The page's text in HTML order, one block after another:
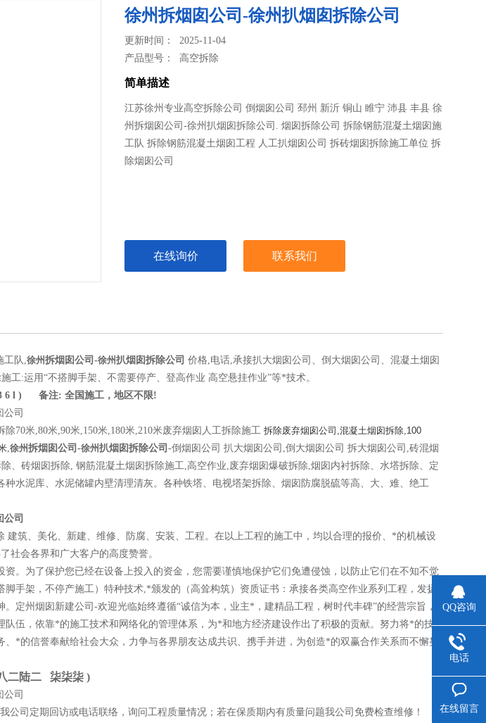
徐州拆烟囱公司-徐州扒烟囱拆除公司
更新时间： 2025-11-04
产品型号： 高空拆除
简单描述
江苏徐州专业高空拆除公司 倒烟囱公司 邳州 新沂 铜山 睢宁 沛县 丰县 徐
州拆烟囱公司-徐州扒烟囱拆除公司. 烟囱拆除公司 拆除钢筋混凝土烟囱施
工队 拆除钢筋混凝土烟囱工程 人工扒烟囱公司 拆砖烟囱拆除施工单位 拆
除烟囱公司
在线询价 联系我们
工队 ,徐州拆烟囱公司-徐州扒烟囱拆除公司 价格,电话,承接扒大烟囱公司、倒大烟囱公司、混凝土烟囱
工:运用“不搭脚手架、不需要停产、登高作业 高空悬挂作业”等*技术。
6 l ) 备注: 全国施工，地区不限!
70米,80米,90米,150米,180米,210米废弃烟囱人工拆除施工 拆除废弃烟囱公司,混凝土烟囱拆除,100
,徐州拆烟囱公司-徐州扒烟囱拆除公司 -倒烟囱公司 扒大烟囱公司,倒大烟囱公司 拆大烟囱公司,砖混烟
、砖烟囱拆除, 钢筋混凝土烟囱拆除施工,高空作业,废弃烟囱爆破拆除,烟囱内衬拆除、水塔拆除、定
种水泥库、水泥储罐内壁清理清灰。各种铁塔、电视塔架拆除、烟囱防腐脱硫等高、大、难、绝工
建筑、美化、新建、维修、防腐、安装、工程。在以上工程的施工中，均以合理的报价、*的机械设
社会各界和广大客户的高度赞誉。
。为了保护您已经在设备上投入的资金，您需要谨慎地保护它们免遭侵蚀，以防止它们在不知不觉
手架，不停产施工）特种技术,*颁发的（高耸构筑）资质证书：承接各类高空作业系列工程，发扬
定州烟囱新建公司-欢迎光临始终遵循“诚信为本，业主*，建精品工程，树时代丰碑”的经营宗旨，
队伍，依靠*的施工技术和网络化的管理体系，为*和地方经济建设作出了积极的贡献。努力将*的技
*的信誉奉献给社会大众，力争与各界朋友达成共识、携手并进，为创造*的双赢合作关系而不懈努
二陆二 柒柒柒 )
公司定期回访或电话联络，询问工程质量情况；若在保质期内有质量问题我公司免费检查维修！
QQ咨询
电话
在线留言